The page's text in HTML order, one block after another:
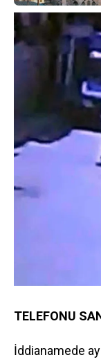
TELEFONU
İddianamede